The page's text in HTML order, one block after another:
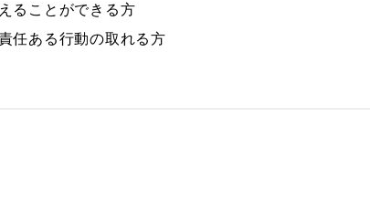
ることができる方
任ある行動の取れる方